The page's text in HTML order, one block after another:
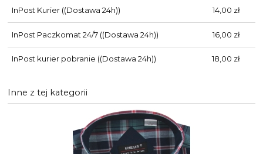
InPost Kurier ((Dostawa 24h)) 14,00 zł
InPost Paczkomat 24/7((Dostawa 24h)) 16,00 zł
InPost kurier pobranie ((Dostawa 24h)) 18,00 zł
Inne z tej kategorii